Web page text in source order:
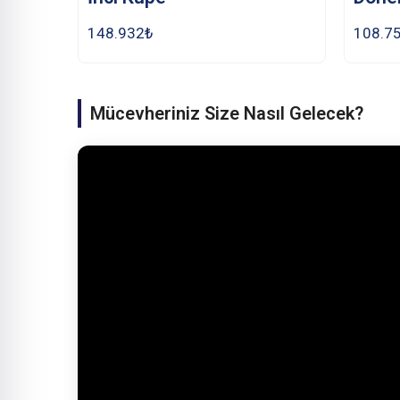
148.932₺
Mücevheriniz Size Nasıl Gelecek?